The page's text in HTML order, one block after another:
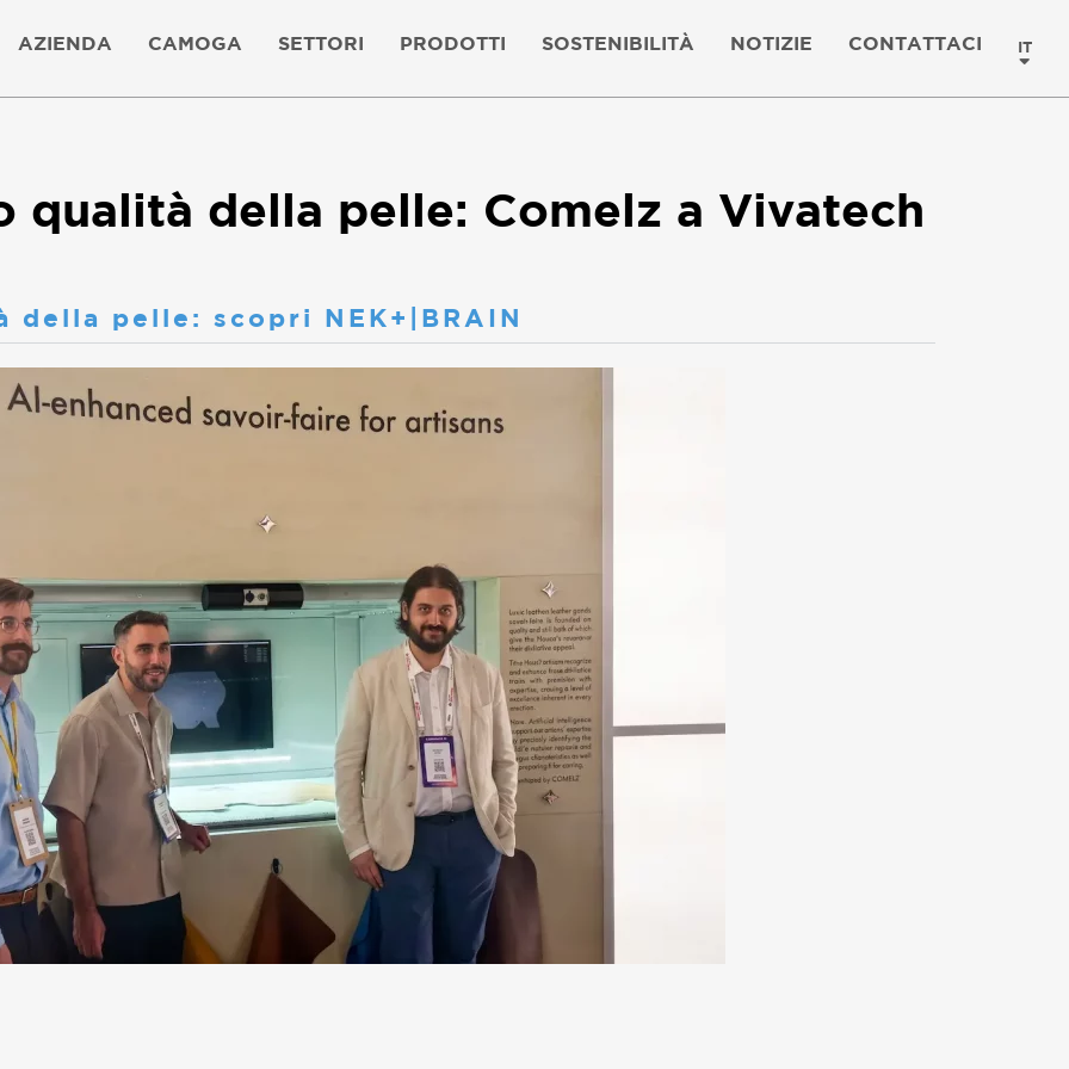
AZIENDA CAMOGA SETTORI PRODOTTI SOSTENIBILITÀ NOTIZIE CONTATTACI IT
qualità della pelle: Comelz a Vivatech
pelle: scopri NEK+|BRAIN